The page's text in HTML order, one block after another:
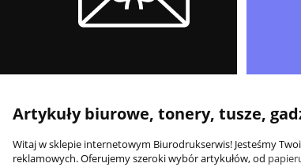
Artykuły biurowe, tonery, tusze,
Witaj w sklepie internetowym Biurodrukserwis! Jesteśmy
reklamowych. Oferujemy szeroki wybór artykułów, od